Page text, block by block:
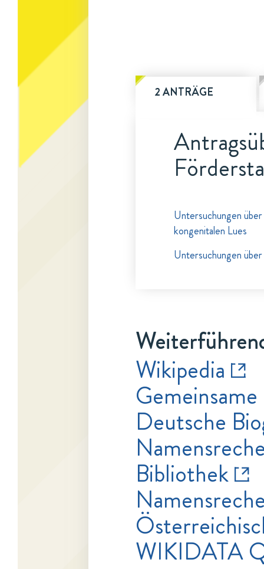
2 ANTRÄGE
Untersuchungen
kongenitalen Lues
Untersuchungen
Wikipedia
Deutsche
Bibliothek
WIKIDATA